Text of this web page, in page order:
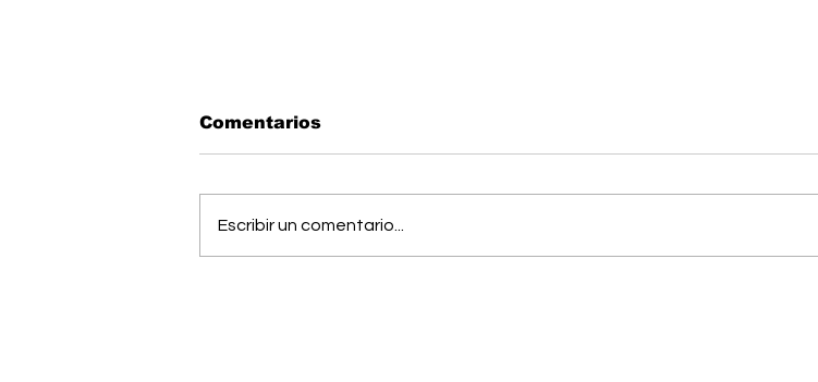
Comentarios
Escribir un comentario...